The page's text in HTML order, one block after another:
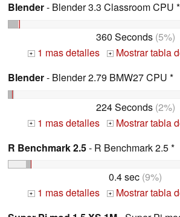
Blender- Blender 3.3 Classroom CPU *
360 Seconds(5%)
+ 1 mas detalles +
Mostrar tabla
Blender- Blender 2.79 BMW27 CPU *
224 Seconds(2%)
+ 1 mas detalles +
Mostrar tabla
R Benchmark 2.5- R Benchmark 2.5 *
0.4 sec (9%)
+ 1 mas detalles +
Mostrar tabla